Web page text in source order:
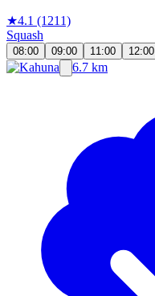
★4.1 (1211)
Squash
08:00 09:00 11:00 12:00
6.7 km